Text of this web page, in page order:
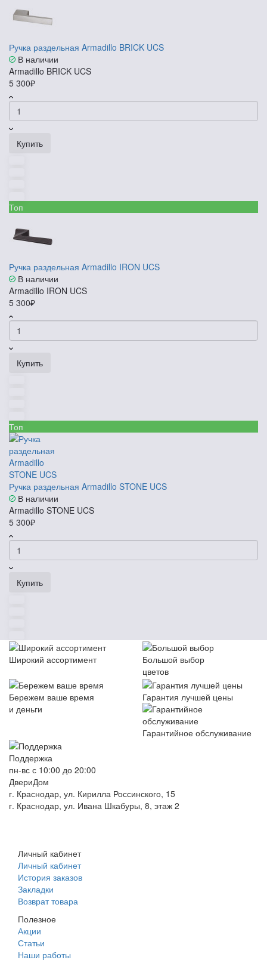
Ручка раздельная Armadillo BRICK UCS
В наличии
Armadillo BRICK UCS
5 300₽
Купить
Топ
Ручка раздельная Armadillo IRON UCS
В наличии
Armadillo IRON UCS
5 300₽
Купить
Топ
Ручка раздельная Armadillo STONE UCS
В наличии
Armadillo STONE UCS
5 300₽
Купить
Широкий ассортимент
Большой выбор
цветов
Бережем ваше время
и деньги
Гарантия лучшей цены
Гарантийное обслуживание
Поддержка
пн-вс с 10:00 до 20:00
ДвериДом
г. Краснодар, ул. Кирилла Россинского, 15
г. Краснодар, ул. Ивана Шкабуры, 8, этаж 2
Личный кабинет
Личный кабинет
История заказов
Закладки
Возврат товара
Полезное
Акции
Статьи
Наши работы